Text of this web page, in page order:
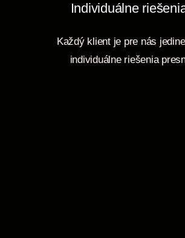
Individuálne
Každý klient je pre nás
individuálne riešenia